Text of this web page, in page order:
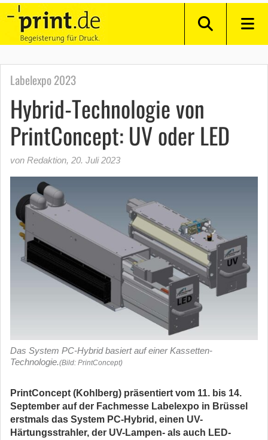
Labelexpo 2023
Hybrid-Technologie von
PrintConcept: UV oder LED
von Redaktion, 20. Juli 2023
Das System PC-Hybrid basiert auf einer Kassetten-
Technologie.(Bild: PrintConcept)
PrintConcept (Kohlberg) präsentiert vom 11. bis 14.
September auf der Fachmesse Labelexpo in Brüssel
erstmals das System PC-Hybrid, einen UV-
Härtungsstrahler, der UV-Lampen- als auch LED-